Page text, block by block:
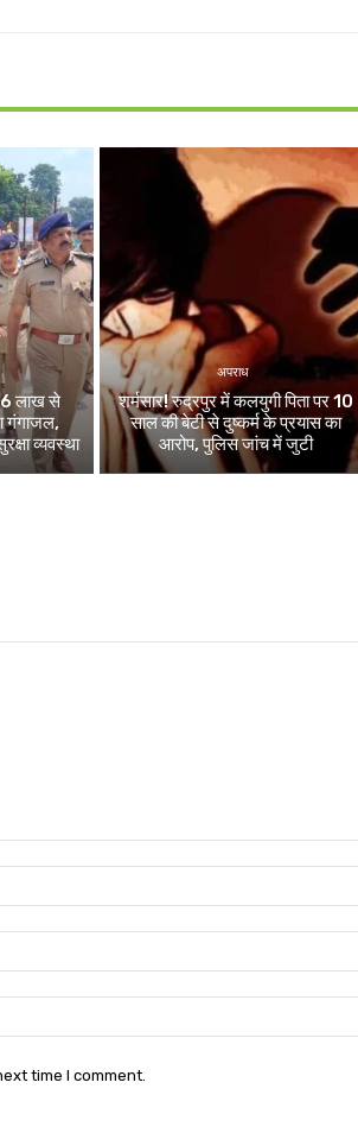
लाख से
गंगाजल,
व्यवस्था
अपराध
शर्मसार! रुद्रपुर में कलयुगी पिता पर 10
साल की बेटी से दुष्कर्म के प्रयास का
आरोप, पुलिस जांच में जुटी
time I comment.